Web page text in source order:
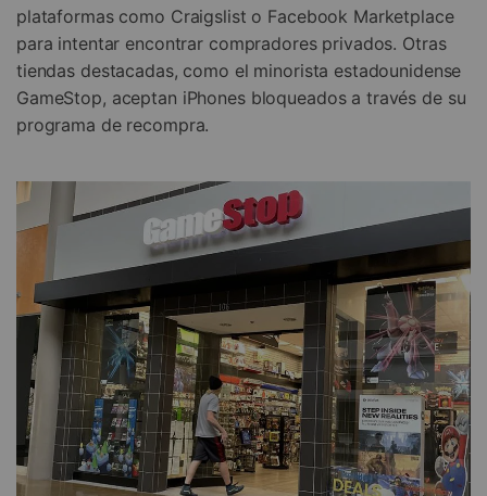
plataformas como Craigslist o Facebook Marketplace
para intentar encontrar compradores privados. Otras
tiendas destacadas, como el minorista estadounidense
GameStop, aceptan iPhones bloqueados a través de su
programa de recompra.